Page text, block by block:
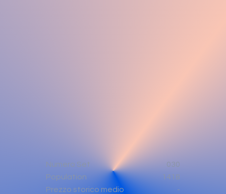
Numero Set
Population
Prezzo storico medio
030
1418
-